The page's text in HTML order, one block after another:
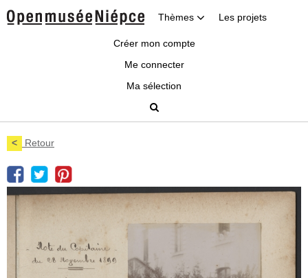
Thèmes Les projets
Créer mon compte
Me connecter
Ma sélection
< Retour